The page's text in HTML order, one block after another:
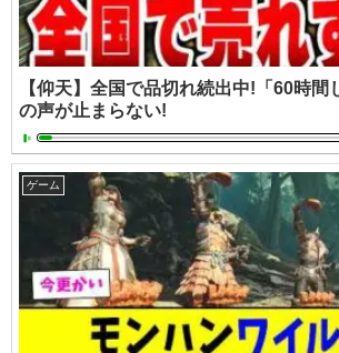
【仰天】全国で品切れ続出中!「60時間
の声が止まらない!
ゲーム